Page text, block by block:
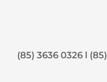
(85) 3636 0326 l